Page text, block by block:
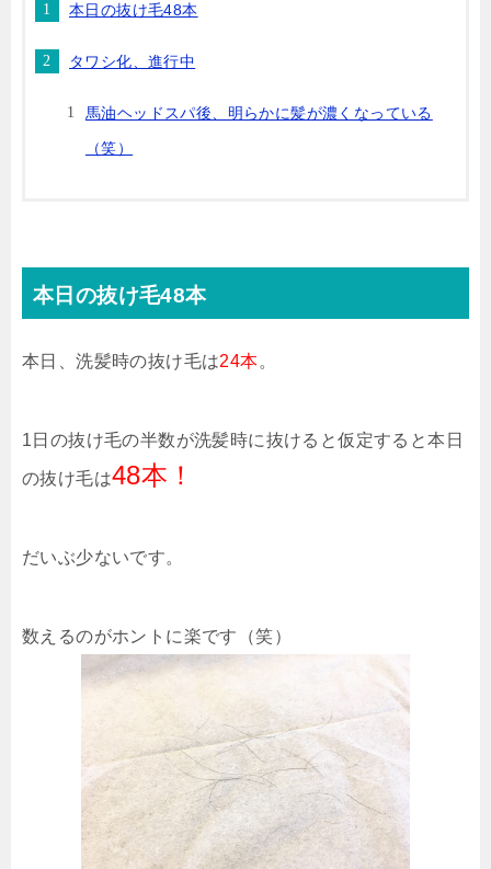
本日の抜け毛48本
タワシ化、進行中
馬油ヘッドスパ後、明らかに髪が濃くなっている
（笑）
本日の抜け毛48本
本日、洗髪時の抜け毛は24本。
1日の抜け毛の半数が洗髪時に抜けると仮定すると本日
の抜け毛は48本！
だいぶ少ないです。
数えるのがホントに楽です（笑）